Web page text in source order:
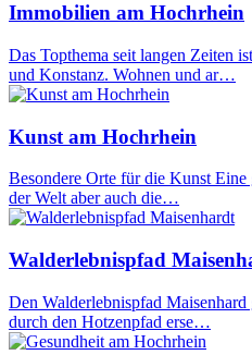
Immobilien am Hochrhein
Das Topthema seit langen Zeiten
und Konstanz. Wohnen und ar…
Kunst am Hochrhein
Besondere Orte für die Kunst
der Welt aber auch die…
Walderlebnispfad
Den Walderlebnispfad
durch den Hotzenpfad erse…